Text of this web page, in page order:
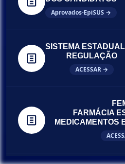
Aprovados-EpiSUS →
SISTEMA
REGULAÇÃO
ACESSAR →
FARMÁCIA
MEDICAMENTOS